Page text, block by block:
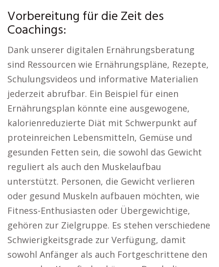
Vorbereitung für die Zeit des
Coachings:
Dank unserer digitalen Ernährungsberatung
sind Ressourcen wie Ernährungspläne, Rezepte,
Schulungsvideos und informative Materialien
jederzeit abrufbar. Ein Beispiel für einen
Ernährungsplan könnte eine ausgewogene,
kalorienreduzierte Diät mit Schwerpunkt auf
proteinreichen Lebensmitteln, Gemüse und
gesunden Fetten sein, die sowohl das Gewicht
reguliert als auch den Muskelaufbau
unterstützt. Personen, die Gewicht verlieren
oder gesund Muskeln aufbauen möchten, wie
Fitness-Enthusiasten oder Übergewichtige,
gehören zur Zielgruppe. Es stehen verschiedene
Schwierigkeitsgrade zur Verfügung, damit
sowohl Anfänger als auch Fortgeschrittene den